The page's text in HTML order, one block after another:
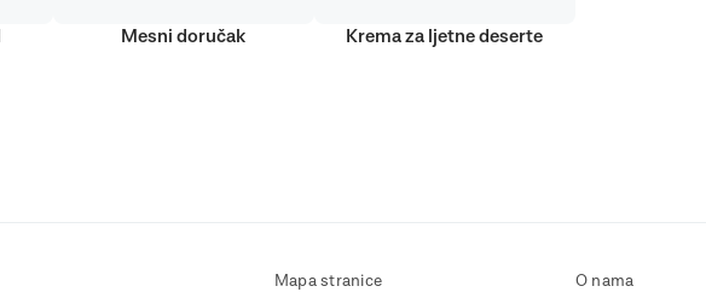
Mesni doručak Krema za ljetne deserte
Mapa stranice O nama